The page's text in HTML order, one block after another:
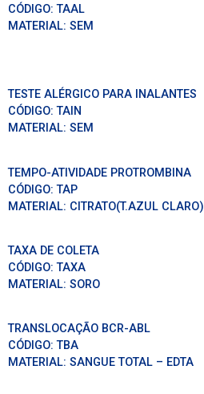
CÓDIGO:TAAL
MATERIAL: SEM
TESTE ALÉRGICO PARA INALANTES
CÓDIGO:TAIN
MATERIAL: SEM
TEMPO-ATIVIDADE PROTROMBINA
CÓDIGO:TAP
MATERIAL: CITRATO(T.AZUL CLARO)
TAXA DE COLETA
CÓDIGO:TAXA
MATERIAL: SORO
TRANSLOCAÇÃO BCR-ABL
CÓDIGO:TBA
MATERIAL: SANGUE TOTAL – EDTA